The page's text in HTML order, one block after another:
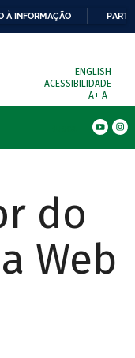
À INFORMAÇÃO
ENGLISH
ACESSIBILIDADE
A+ A-
do
Web